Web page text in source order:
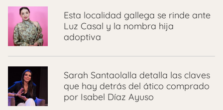
Esta localidad gallega se rinde ante
Luz Casal y la nombra hija
adoptiva
Sarah Santaolalla detalla las claves
que hay detrás del ático comprado
por Isabel Díaz Ayuso